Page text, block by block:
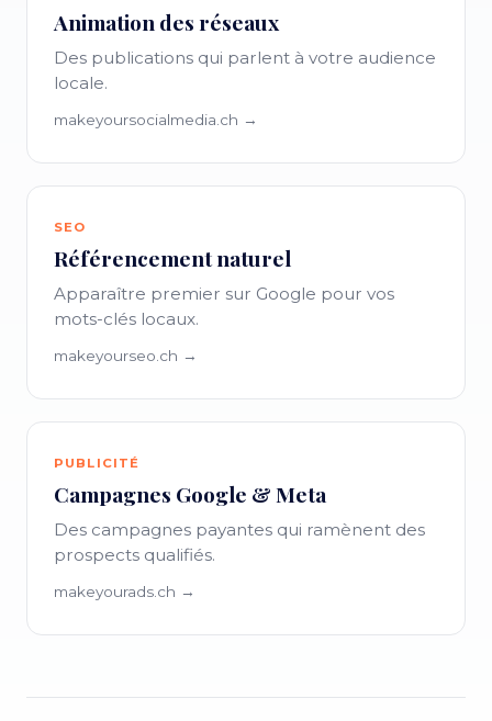
Animation des réseaux
Des publications qui parlent à votre audience
locale.
makeyoursocialmedia.ch →
SEO
Référencement naturel
Apparaître premier sur Google pour vos
mots-clés locaux.
makeyourseo.ch →
PUBLICITÉ
Campagnes Google & Meta
Des campagnes payantes qui ramènent des
prospects qualifiés.
makeyourads.ch →